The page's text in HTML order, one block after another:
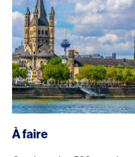
À faire